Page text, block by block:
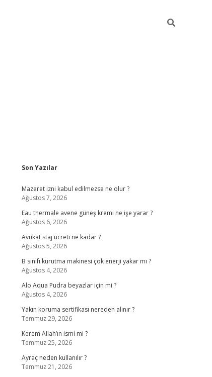
Sidebar
Son Yazılar
Mazeret izni kabul edilmezse ne olur ?
Ağustos 7, 2026
Eau thermale avene güneş kremi ne işe yarar ?
Ağustos 6, 2026
Avukat staj ücreti ne kadar ?
Ağustos 5, 2026
B sınıfı kurutma makinesi çok enerji yakar mı ?
Ağustos 4, 2026
Alo Aqua Pudra beyazlar için mi ?
Ağustos 4, 2026
Yakın koruma sertifikası nereden alınır ?
Temmuz 29, 2026
Kerem Allah’ın ismi mi ?
Temmuz 25, 2026
Ayraç neden kullanılır ?
Temmuz 21, 2026